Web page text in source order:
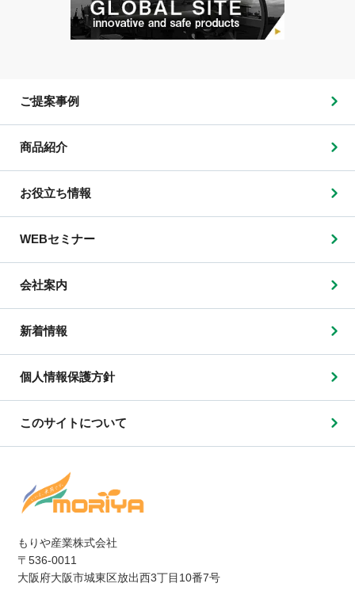
もりや産業株式会社
〒536-0011
大阪府大阪市城東区放出西3丁目10番7号
ご提案事例
商品紹介
お役立ち情報
WEBセミナー
会社案内
新着情報
個人情報保護方針
このサイトについて